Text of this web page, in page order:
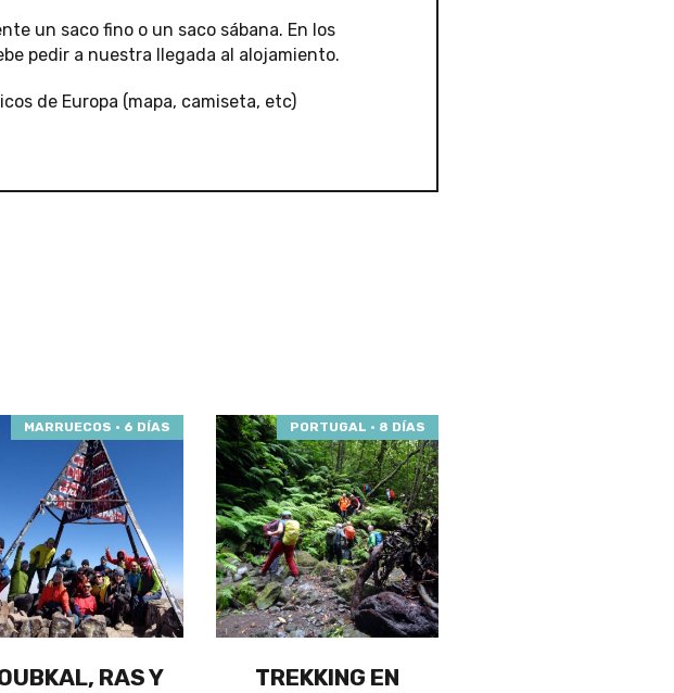
un saco fino o un saco sábana. En los
pedir a nuestra llegada al alojamiento.
de Europa (mapa, camiseta, etc)
MARRUECOS · 6 DÍAS
RAS Y
PORTUGAL · 8 DÍAS
TREKKING EN